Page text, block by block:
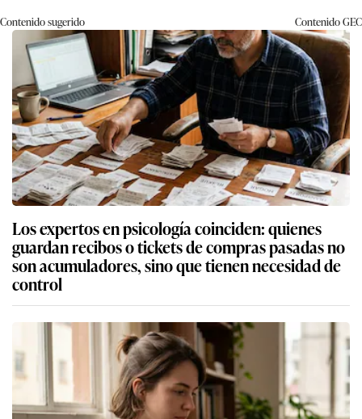
Contenido sugerido ContenidoGEC
Los expertos en psicología coinciden: quienes
guardan recibos o tickets de compras pasadas no
son acumuladores, sino que tienen necesidad de
control